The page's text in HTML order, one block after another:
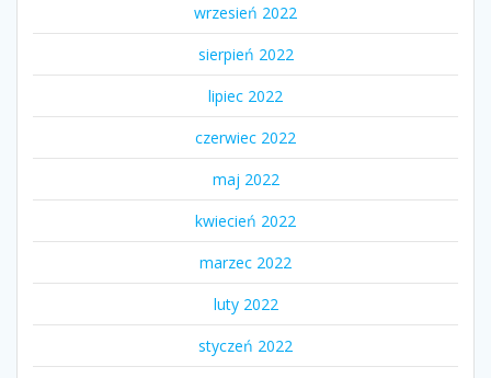
wrzesień 2022
sierpień 2022
lipiec 2022
czerwiec 2022
maj 2022
kwiecień 2022
marzec 2022
luty 2022
styczeń 2022